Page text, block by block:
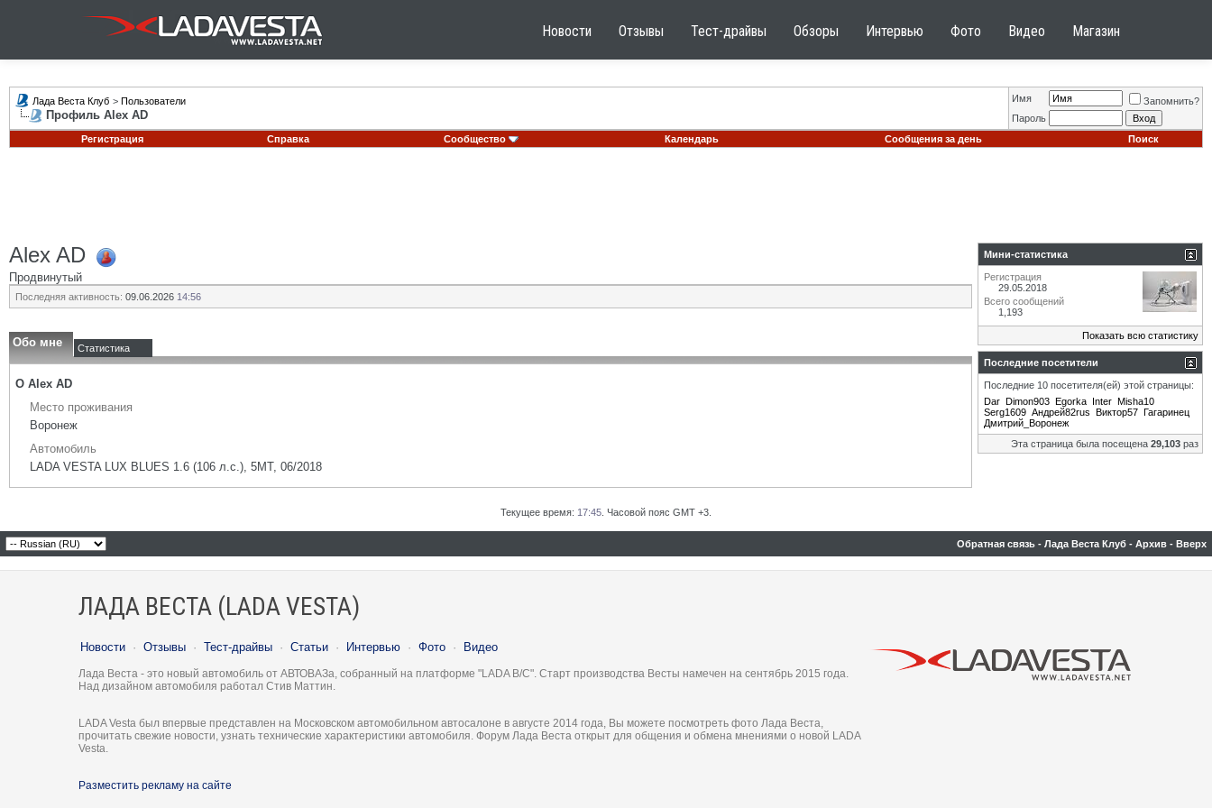
Новости Отзывы Тест-драйвы Обзоры Интервью Фото Видео Магазин
Лада Веста Клуб > Пользователи
Профиль Alex AD
Имя
Запомнить?
Пароль
Регистрация
Справка Сообщество Календарь Сообщения за день Поиск
Alex AD
Продвинутый
Последняя активность: 09.06.2026 14:56
Обо мне Статистика
О Alex AD
Место проживания
Воронеж
Автомобиль
LADA VESTA LUX BLUES 1.6 (106 л.с.), 5МТ, 06/2018
Мини-статистика
Регистрация
29.05.2018
Всего сообщений
1,193
Показать всю статистику
Последние посетители
Последние 10 посетителя(ей) этой страницы:
Dar Dimon903 Egorka Inter Misha10
Serg1609 Андрей82rus Виктор57 Гагаринец
Дмитрий_Воронеж
Эта страница была посещена 29,103 раз
Текущее время: 17:45 . Часовой пояс GMT +3.
Обратная связь - Лада Веста Клуб - Архив - Вверх
ЛАДА ВЕСТА (LADA VESTA)
Новости · Отзывы · Тест-драйвы · Статьи · Интервью · Фото · Видео
Лада Веста - это новый автомобиль от АВТОВАЗа, собранный на платформе "LADA B/C". Старт производства Весты намечен на сентябрь 2015 года.
Над дизайном автомобиля работал Стив Маттин.
LADA Vesta был впервые представлен на Московском автомобильном автосалоне в августе 2014 года, Вы можете посмотреть фото Лада Веста,
прочитать свежие новости, узнать технические характеристики автомобиля. Форум Лада Веста открыт для общения и обмена мнениями о новой LADA
Vesta.
Разместить рекламу на сайте